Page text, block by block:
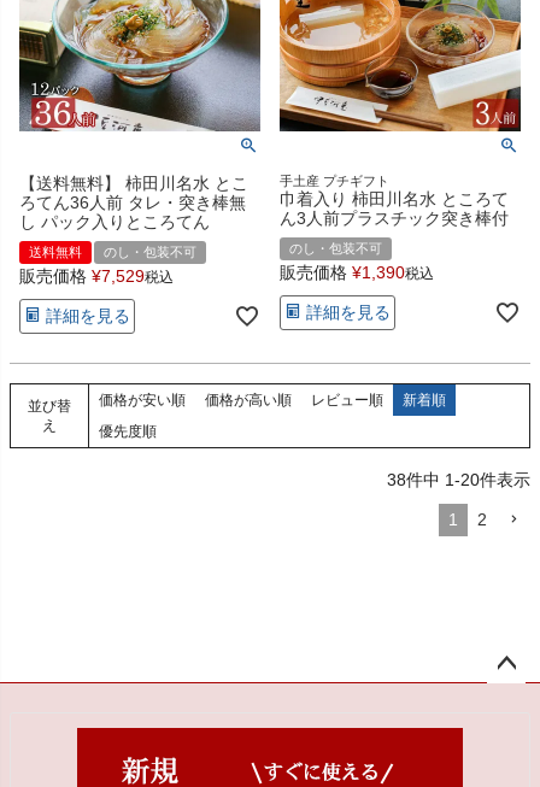
【送料無料】 柿田川名水 とこ
ろてん36人前 タレ・突き棒無
し パック入りところてん
送料無料 のし・包装不可
販売価格 ¥7,529税込
詳細を見る
手土産 プチギフト
巾着入り 柿田川名水 ところて
ん3人前プラスチック突き棒付
のし・包装不可
販売価格 ¥1,390税込
詳細を見る
並び替
え
価格が安い順 価格が高い順 レビュー順
新着順
優先度順
38件中 1-20件表示
1 2